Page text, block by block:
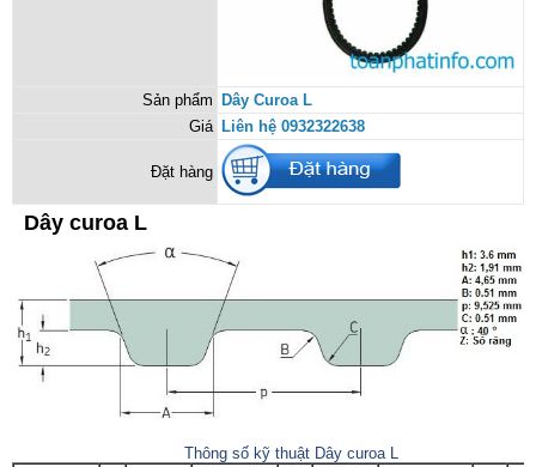
Sản phẩm
Dây Curoa L
Giá Liên hệ 0932322638
Đặt hàng
Dây curoa L
Thông số kỹ thuật Dây curoa L